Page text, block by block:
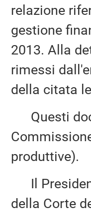
relazione
gestione
2013. Alla
rimessi
della citata
Questi
produttive).
Il
della Corte